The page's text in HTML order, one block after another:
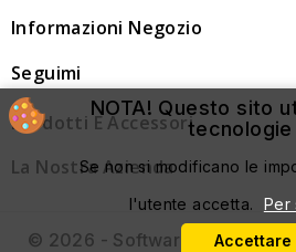
Informazioni Negozio
Seguimi
Prodotti E Accessori
La Nostra Azienda
NOTA! Questo sito
tecnologie
Se non si modificano le
l'utente accetta.
Per
Accettare
© 2026 - Software di